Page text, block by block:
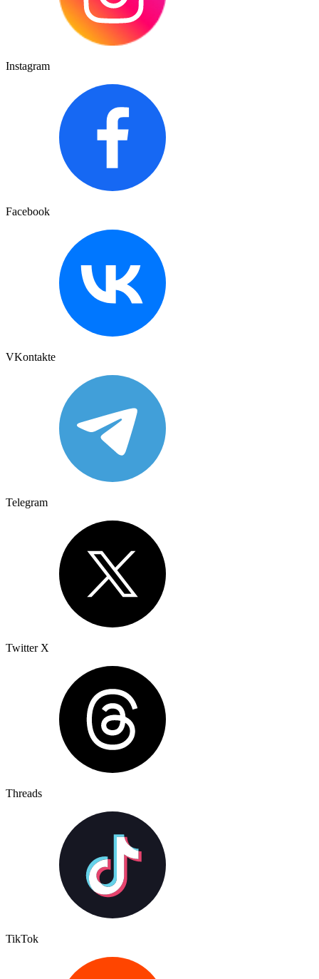
Instagram
Facebook
VKontakte
Telegram
Twitter X
Threads
TikTok